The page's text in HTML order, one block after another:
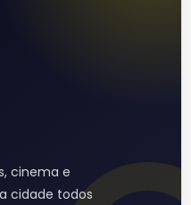
cinema e
cidade todos